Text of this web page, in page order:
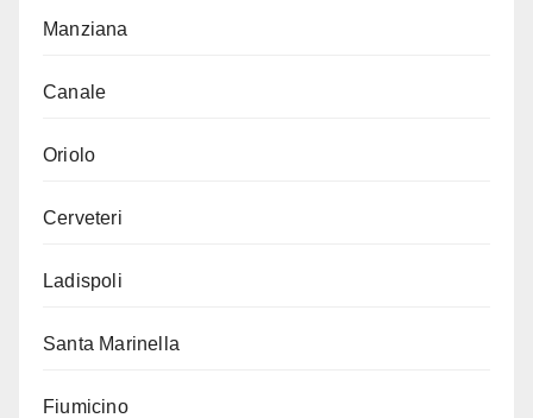
Manziana
Canale
Oriolo
Cerveteri
Ladispoli
Santa Marinella
Fiumicino